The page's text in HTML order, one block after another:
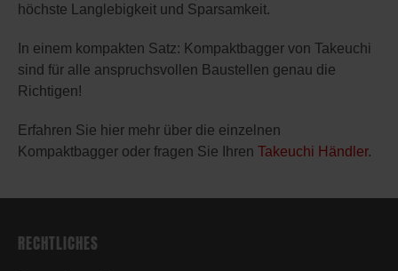
höchste Langlebigkeit und Sparsamkeit.
In einem kompakten Satz: Kompaktbagger von Takeuchi
sind für alle anspruchsvollen Baustellen genau die
Richtigen!
Erfahren Sie hier mehr über die einzelnen
Kompaktbagger oder fragen Sie Ihren Takeuchi Händler.
RECHTLICHES